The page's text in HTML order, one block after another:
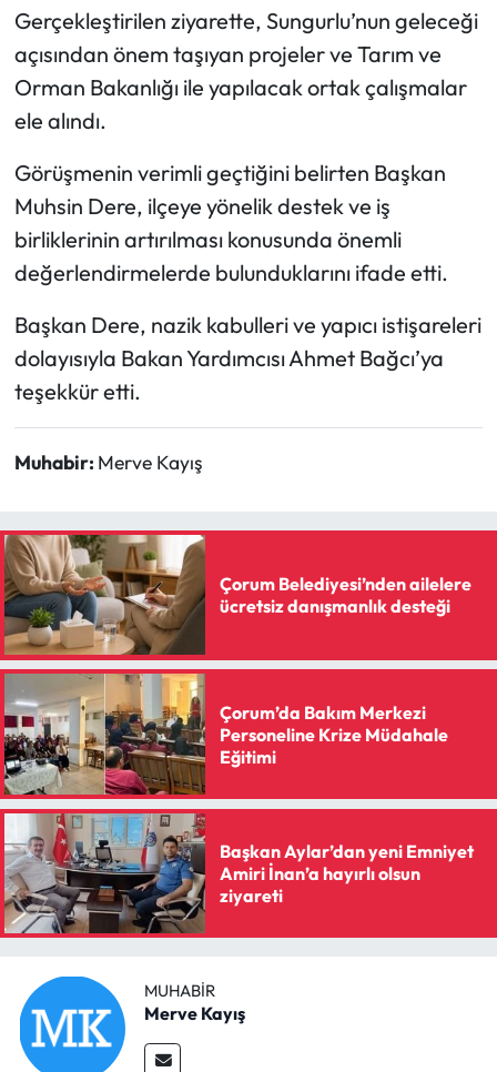
Gerçekleştirilen ziyarette, Sungurlu’nun geleceği
açısından önem taşıyan projeler ve Tarım ve
Orman Bakanlığı ile yapılacak ortak çalışmalar
ele alındı.
Görüşmenin verimli geçtiğini belirten Başkan
Muhsin Dere, ilçeye yönelik destek ve iş
birliklerinin artırılması konusunda önemli
değerlendirmelerde bulunduklarını ifade etti.
Başkan Dere, nazik kabulleri ve yapıcı istişareleri
dolayısıyla Bakan Yardımcısı Ahmet Bağcı’ya
teşekkür etti.
Muhabir: Merve Kayış
Çorum Belediyesi’nden ailelere
ücretsiz danışmanlık desteği
Çorum’da Bakım Merkezi
Personeline Krize Müdahale
Eğitimi
Başkan Aylar’dan yeni Emniyet
Amiri İnan’a hayırlı olsun
ziyareti
MUHABIR
Merve Kayış
Magazin
Mecitözü Haberleri
Ortaköy Haberleri
Osmancık Haberleri
Otomotiv
Resmi İlan
Siyaset
Spor
Sungurlu Haberleri
Turizm
Uğurludağ Haberleri
Yaşam
Yayla Haber
Yerel Haberler